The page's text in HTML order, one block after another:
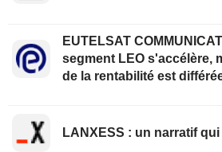
EUTELSAT
segment LEO s'accélère,
de la rentabilité est
LANXESS : un narratif